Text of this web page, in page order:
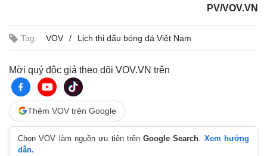
PV/VOV.VN
Tag: VOV Lịch thi đấu bóng đá Việt Nam
Mời quý độc giả theo dõi VOV.VN trên
Thêm VOV trên Google
Chọn VOV làm nguồn ưu tiên trênGoogle Search
Xem hướng
dẫn.